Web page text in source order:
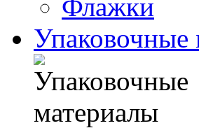
Флажки
Упаковочные